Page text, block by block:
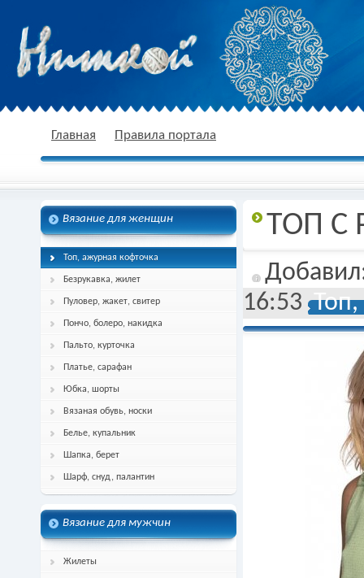
спицами, схема и описание
Главная Правила портала
Вязание для женщин
Топ, ажурная кофточка
Безрукавка, жилет
Пуловер, жакет, свитер
Пончо, болеро, накидка
Пальто, курточка
Платье, сарафан
Юбка, шорты
Вязаная обувь, носки
Белье, купальник
Шапка, берет
Шарф, снуд, палантин
Вязание для мужчин
Жилеты
ТОП С
16:53